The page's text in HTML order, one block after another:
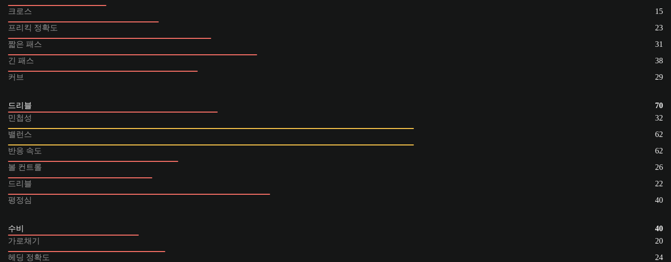
크로스
15
프리킥 정확도
23
짧은 패스
31
긴 패스
38
커브
29
드리블
70
민첩성
32
밸런스
62
반응 속도
62
볼 컨트롤
26
드리블
22
평정심
40
수비
40
가로채기
20
헤딩 정확도
24